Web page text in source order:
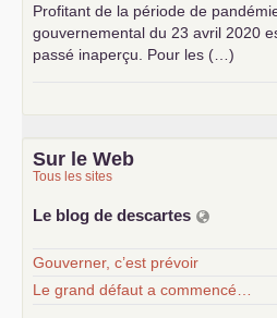
Profitant de la période de
gouvernemental du 23 avril 2020
passé inaperçu. Pour les (…)
Sur le Web
Tous les sites
Le blog de descartes
Gouverner, c’est prévoir
Le grand défaut a commencé…